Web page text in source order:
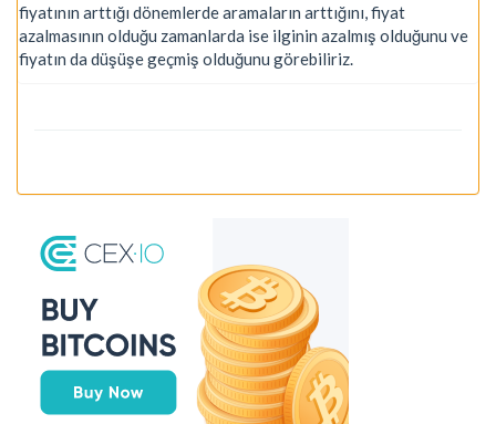
fiyatının arttığı dönemlerde aramaların arttığını, fiyat
azalmasının olduğu zamanlarda ise ilginin azalmış olduğunu ve
fiyatın da düşüşe geçmiş olduğunu görebiliriz.